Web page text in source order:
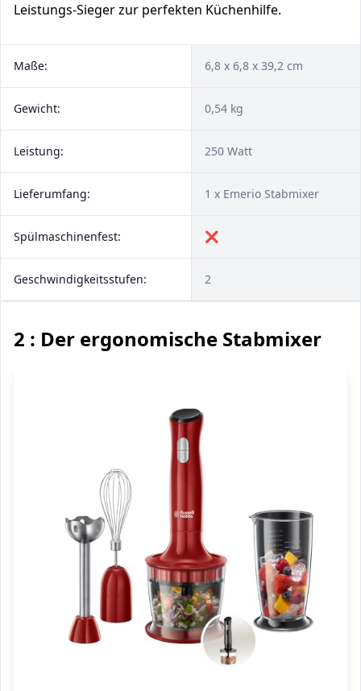
Leistungs-Sieger zur perfekten Küchenhilfe.
Maße: 6,8 x 6,8 x 39,2 cm
Gewicht: 0,54 kg
Leistung: 250 Watt
Lieferumfang: 1 x Emerio Stabmixer
Spülmaschinenfest: ❌
Geschwindigkeitsstufen: 2
2 : Der ergonomische Stabmixer